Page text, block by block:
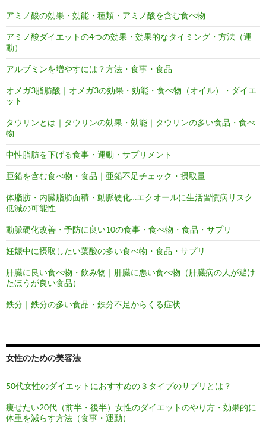
アミノ酸の効果・効能・種類・アミノ酸を含む食べ物
アミノ酸ダイエットの4つの効果・効果的なタイミング・方法（運
動）
アルブミンを増やすには？方法・食事・食品
オメガ3脂肪酸｜オメガ3の効果・効能・食べ物（オイル）・ダイエ
ット
タウリンとは｜タウリンの効果・効能｜タウリンの多い食品・食べ
物
中性脂肪を下げる食事・運動・サプリメント
亜鉛を含む食べ物・食品｜亜鉛不足チェック・摂取量
体脂肪・内臓脂肪面積・動脈硬化…エクオールに生活習慣病リスク
低減の可能性
動脈硬化改善・予防に良い10の食事・食べ物・食品・サプリ
妊娠中に摂取したい葉酸の多い食べ物・食品・サプリ
肝臓に良い食べ物・飲み物｜肝臓に悪い食べ物（肝臓病の人が避け
たほうが良い食品）
鉄分｜鉄分の多い食品・鉄分不足からくる症状
女性のための美容法
50代女性のダイエットにおすすめの３タイプのサプリとは？
痩せたい20代（前半・後半）女性のダイエットのやり方・効果的に
体重を減らす方法（食事・運動）